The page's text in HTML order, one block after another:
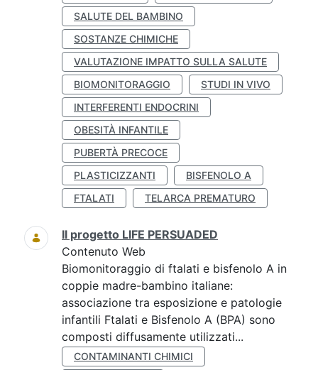
SALUTE DEL BAMBINO
SOSTANZE CHIMICHE
VALUTAZIONE IMPATTO SULLA SALUTE
BIOMONITORAGGIO
STUDI IN VIVO
INTERFERENTI ENDOCRINI
OBESITÀ INFANTILE
PUBERTÀ PRECOCE
PLASTICIZZANTI
BISFENOLO A
FTALATI
TELARCA PREMATURO
Il progetto LIFE PERSUADED
Contenuto Web
Biomonitoraggio di ftalati e bisfenolo A in
coppie madre-bambino italiane:
associazione tra esposizione e patologie
infantili Ftalati e Bisfenolo A (BPA) sono
composti diffusamente utilizzati...
CONTAMINANTI CHIMICI